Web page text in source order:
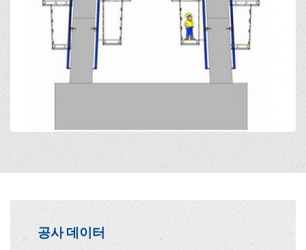
공사 데이터